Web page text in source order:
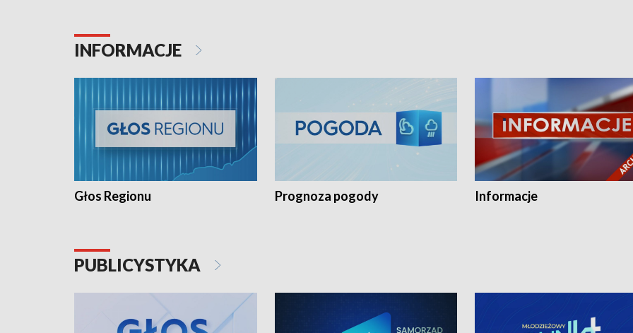
INFORMACJE
Głos Regionu Prognoza pogody Informacje
PUBLICYSTYKA